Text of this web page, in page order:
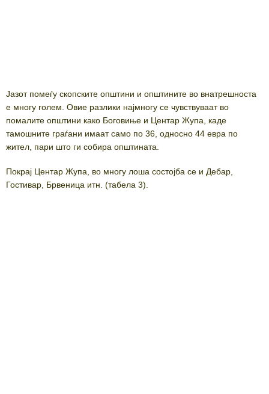
Јазот помеѓу скопските општини и општините во внатрешноста
е многу голем. Овие разлики најмногу се чувствуваат во
помалите општини како Боговиње и Центар Жупа, каде
тамошните граѓани имаат само по 36, односно 44 евра по
жител, пари што ги собира општината.
Покрај Центар Жупа, во многу лоша состојба се и Дебар,
Гостивар, Брвеница итн. (табела 3).